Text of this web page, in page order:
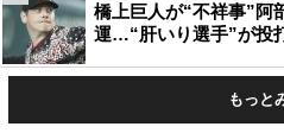
橋上巨人が“不祥事”阿
運…“肝いり選手”が投
もっと